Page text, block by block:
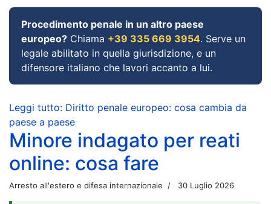
Procedimento penale in un altro paese
europeo? Chiama +39 335 669 3954. Serve un
legale abilitato in quella giurisdizione, e un
difensore italiano che lavori accanto a lui.
Leggi tutto: Diritto penale europeo: cosa cambia da
paese a paese
Minore indagato per reati
online: cosa fare
Arresto all'estero e difesa internazionale 30 Luglio 2026